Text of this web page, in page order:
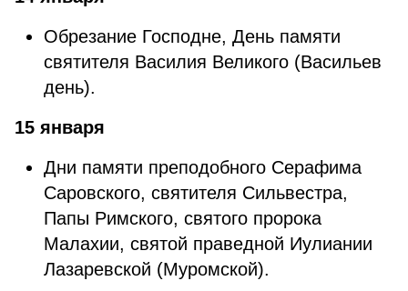
Обрезание Господне, День памяти
святителя Василия Великого (Васильев
день).
15 января
Дни памяти преподобного Серафима
Саровского, святителя Сильвестра,
Папы Римского, святого пророка
Малахии, святой праведной Иулиании
Лазаревской (Муромской).